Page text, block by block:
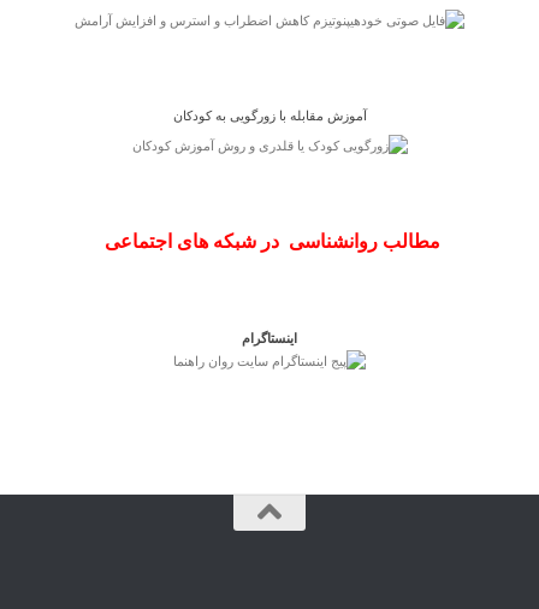
آموزش مقابله با زورگویی به کودکان
مطالب روانشناسی در شبکه های اجتماعی
اینستاگرام